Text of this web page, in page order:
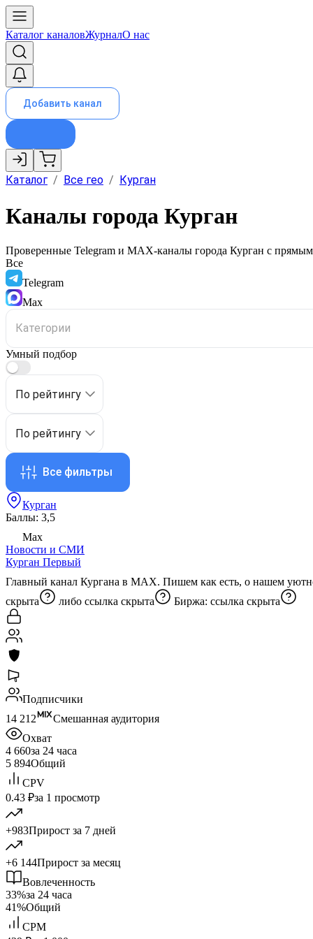
Каталог каналовЖурналО нас
Добавить канал
Каталог / Все гео / Курган
Каналы города Курган
Проверенные Telegram и MAX-каналы города Курган с
Все
Telegram
Max
Умный подбор
По рейтингу
По рейтингу
Все фильтры
Курган
Баллы: 3,5
Max
Новости и СМИ
Курган Первый
Главный канал Кургана в MAX. Пишем как есть, о нашем
скрыта
либо ссылка скрыта Биржа: ссылка скрыта
Подписчики
14 212
Смешанная аудитория
Охват
4 660за 24 часа
5 894Общий
CPV
0.43 ₽за 1 просмотр
+983Прирост за 7 дней
+6 144Прирост за месяц
Вовлеченность
33%за 24 часа
41%Общий
CPM